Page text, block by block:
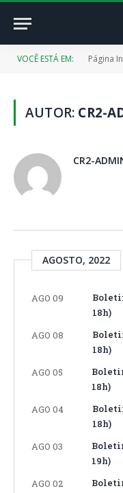
VOCÊ ESTÁ EM: Página
AUTOR: CR2-
CR2-
AGOSTO, 2022
AGO 09
18h)
AGO 08
18h)
AGO 05
18h)
AGO 04
18h)
AGO 03
19h)
AGO 02